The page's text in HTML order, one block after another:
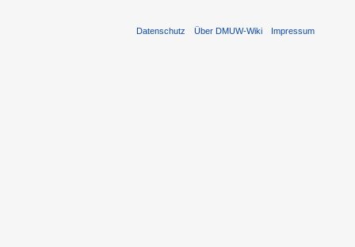
Datenschutz Über DMUW-Wiki Impressum